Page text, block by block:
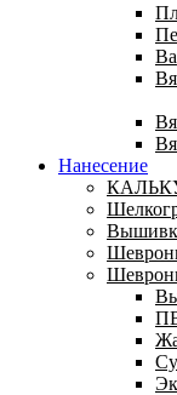
Нанесение